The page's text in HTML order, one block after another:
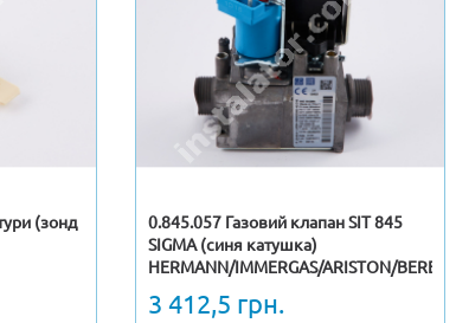
(зонд
0.845.057 Газовий клапан SIT 845
SIGMA (синя катушка)
HERMANN/IMMERGAS/ARISTON/BERETTA
3 412,5 грн.